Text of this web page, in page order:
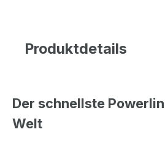
Produktdetails
Der schnellste
Welt